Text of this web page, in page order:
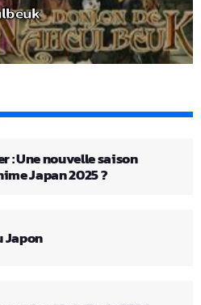
: Une nouvelle saison
Japan 2025 ?
Japon